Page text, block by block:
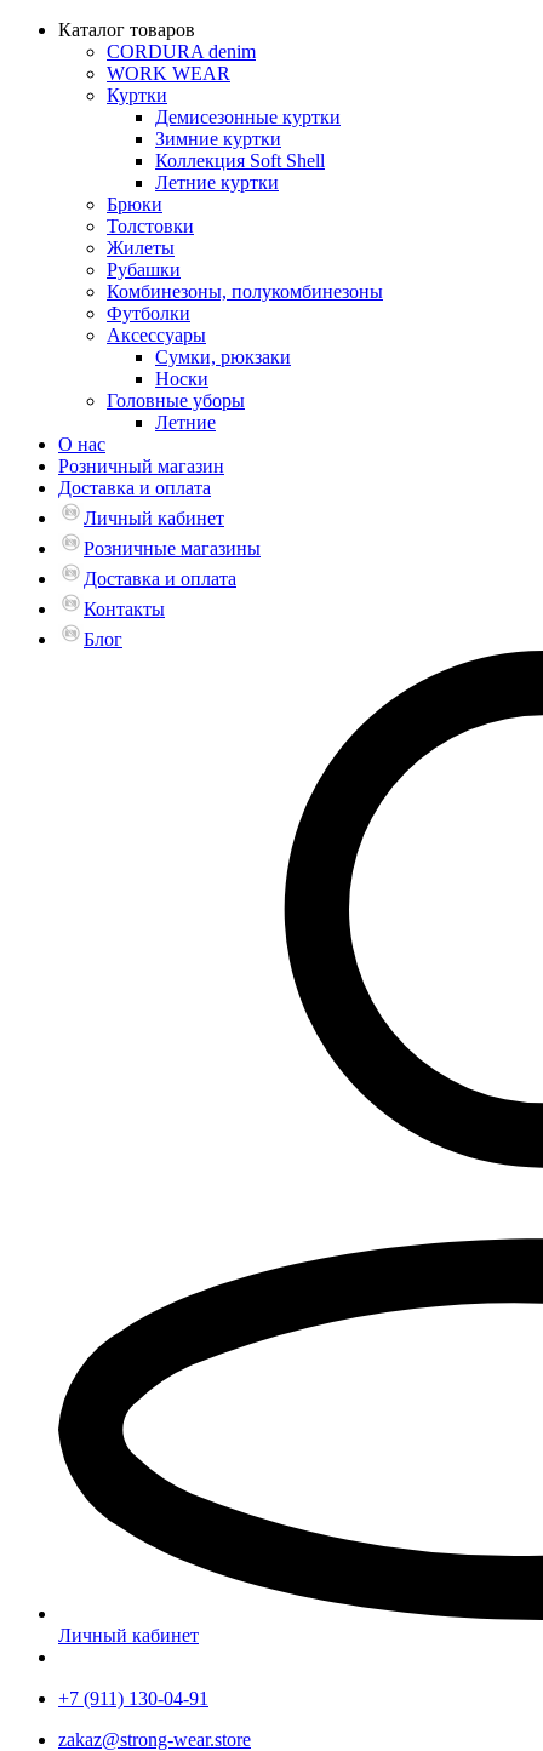
Каталог товаров
CORDURA denim
WORK WEAR
Куртки
Демисезонные куртки
Зимние куртки
Коллекция Soft Shell
Летние куртки
Брюки
Толстовки
Жилеты
Рубашки
Комбинезоны, полукомбинезоны
Футболки
Аксессуары
Сумки, рюкзаки
Носки
Головные уборы
Летние
О нас
Розничный магазин
Доставка и оплата
Личный кабинет
Розничные магазины
Доставка и оплата
Контакты
Блог
Личный кабинет
+7 (911) 130-04-91
zakaz@strong-wear.store